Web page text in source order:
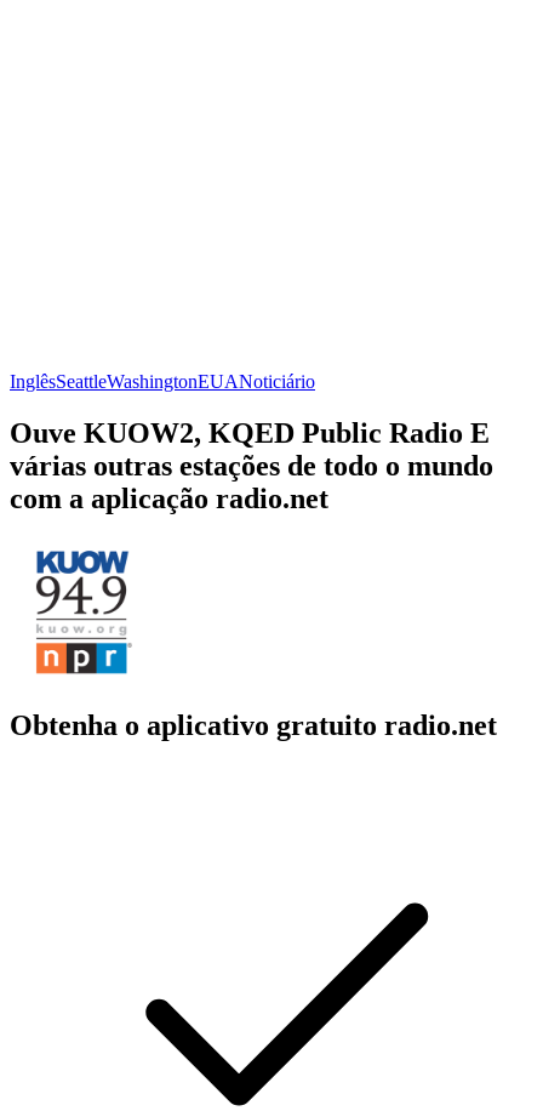
InglêsSeattleWashingtonEUANoticiário
Ouve KUOW2, KQED Public Radio E
várias outras estações de todo o mundo
com a aplicação radio.net
Obtenha o aplicativo gratuito radio.net